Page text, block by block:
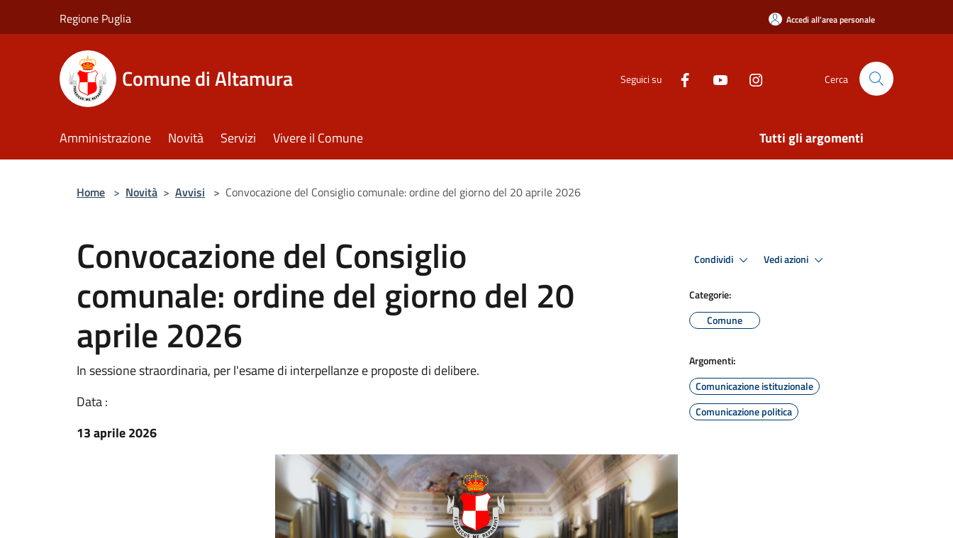
Regione Puglia Accedi all'area personale
Comune di Altamura Seguici su Cerca
Amministrazione Novità Servizi Vivere il Comune Tutti gli argomenti
Home > Novità > Avvisi > Convocazione del Consiglio comunale: ordine del giorno del 20 aprile 2026
Convocazione del Consiglio
comunale: ordine del giorno del 20
aprile 2026
In sessione straordinaria, per l'esame di interpellanze e proposte di delibere.
Data :
13 aprile 2026
Condividi Vedi azioni
Categorie:
Comune
Argomenti:
Comunicazione istituzionale
Comunicazione politica